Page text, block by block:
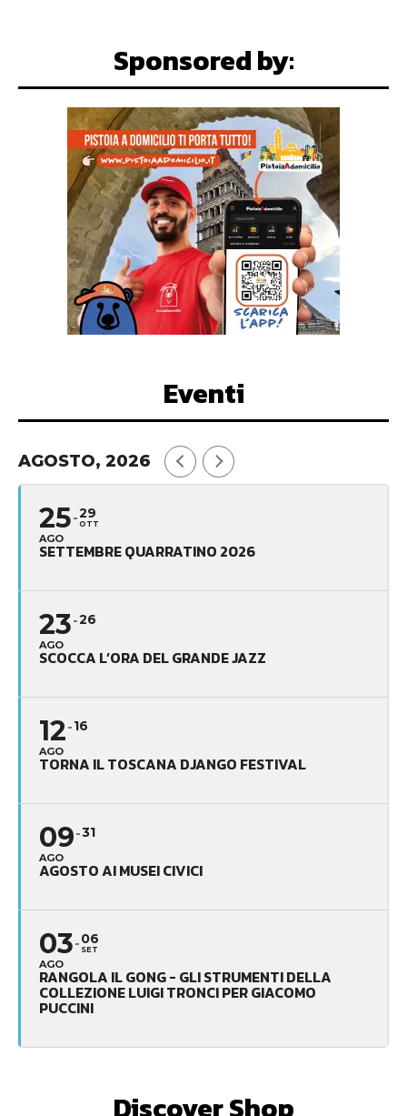
Sponsored by:
Eventi
AGOSTO, 2026
25
AGO
29
OTT
SETTEMBRE QUARRATINO 2026
23
AGO
26
SCOCCA L’ORA DEL GRANDE JAZZ
12
AGO
16
TORNA IL TOSCANA DJANGO FESTIVAL
09
AGO
31
AGOSTO AI MUSEI CIVICI
03
AGO
06
SET
RANGOLA IL GONG - GLI STRUMENTI DELLA
COLLEZIONE LUIGI TRONCI PER GIACOMO
PUCCINI